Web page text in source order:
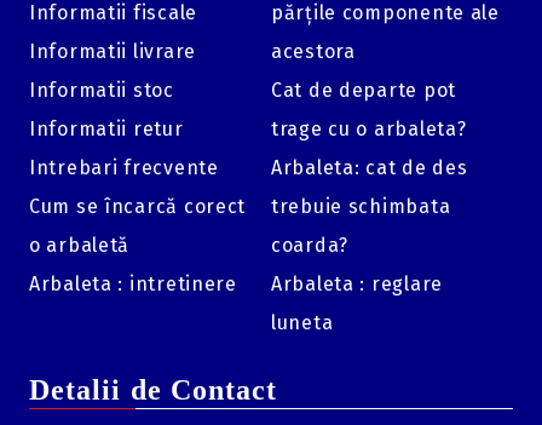
Informatii fiscale
Informatii livrare
Informatii stoc
Informatii retur
Intrebari frecvente
Cum se încarcă corect
o arbaletă
Arbaleta : intretinere
părțile componente ale
acestora
Cat de departe pot
trage cu o arbaleta?
Arbaleta: cat de des
trebuie schimbata
coarda?
Arbaleta : reglare
luneta
Detalii de Contact